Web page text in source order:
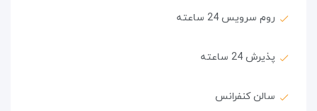
روم سرویس 24 ساعته
پذیرش 24 ساعته
سالن کنفرانس